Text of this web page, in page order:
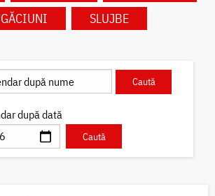
SLUJBE
după dată